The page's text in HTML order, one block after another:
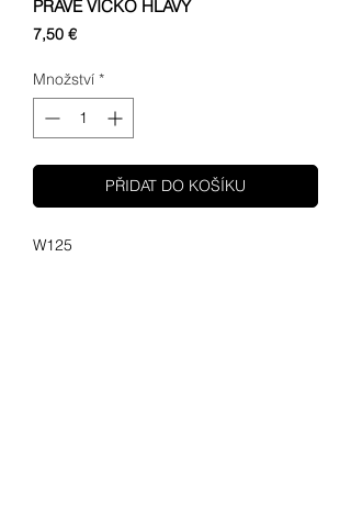
PRAVÉ VÍČKO HLAVY
7,50 €Cena
Množství *
PŘIDAT DO KOŠÍKU
W125